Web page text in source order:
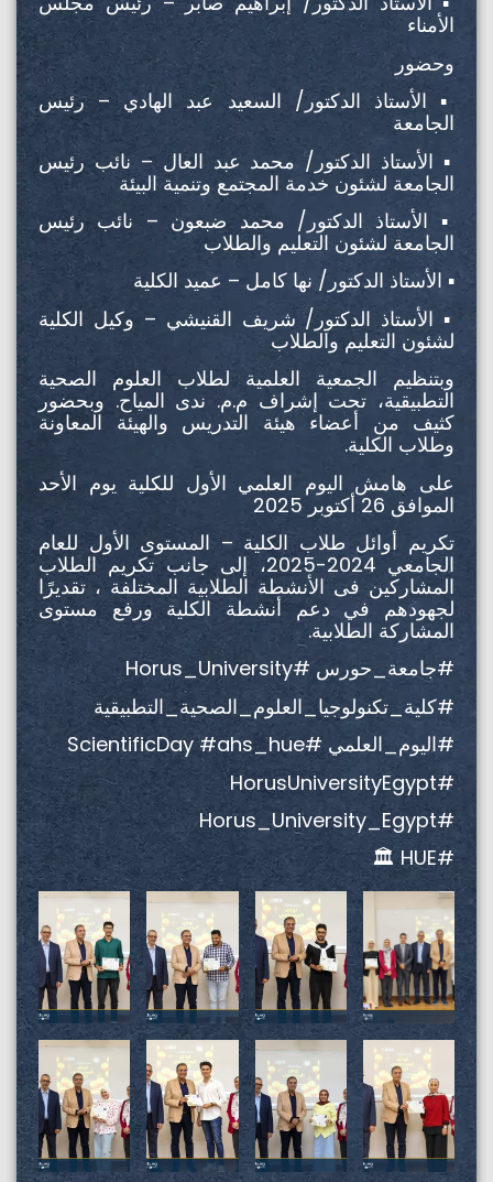
الأمناء
وحضور
▪️ الأستاذ الدكتور/ السعيد عبد الهادي – رئيس
الجامعة
▪️ الأستاذ الدكتور/ محمد عبد العال – نائب رئيس
الجامعة لشئون خدمة المجتمع وتنمية البيئة
▪️ الأستاذ الدكتور/ محمد ضبعون – نائب رئيس
الجامعة لشئون التعليم والطلاب
▪️ الأستاذ الدكتور/ نها كامل – عميد الكلية
▪️ الأستاذ الدكتور/ شريف القنيشي – وكيل الكلية
لشئون التعليم والطلاب
وبتنظيم الجمعية العلمية لطلاب العلوم الصحية
التطبيقية، تحت إشراف م.م. ندى المياح. وبحضور
كثيف من أعضاء هيئة التدريس والهيئة المعاونة
وطلاب الكلية.
على هامش اليوم العلمي الأول للكلية يوم الأحد
الموافق 26 أكتوبر 2025
تكريم أوائل طلاب الكلية – المستوى الأول للعام
الجامعي 2024-2025، إلى جانب تكريم الطلاب
المشاركين فى الأنشطة الطلابية المختلفة ، تقديرًا
لجهودهم في دعم أنشطة الكلية ورفع مستوى
المشاركة الطلابية.
#جامعة_حورس #Horus_University
#كلية_تكنولوجيا_العلوم_الصحية_التطبيقية
#اليوم_العلمي #ScientificDay #ahs_hue
#HorusUniversityEgypt
#Horus_University_Egypt
#HUE 🏛